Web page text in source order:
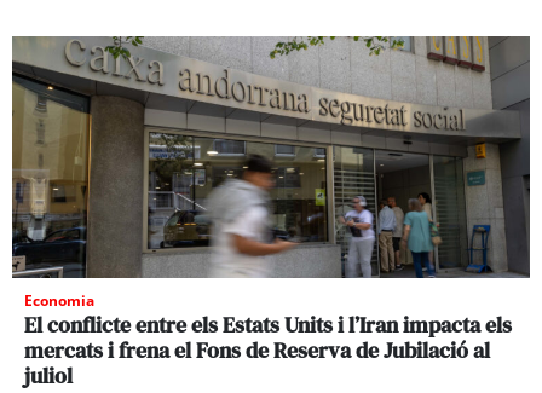
Economia
El conflicte entre els Estats Units i l’Iran impacta els
mercats i frena el Fons de Reserva de Jubilació al
juliol